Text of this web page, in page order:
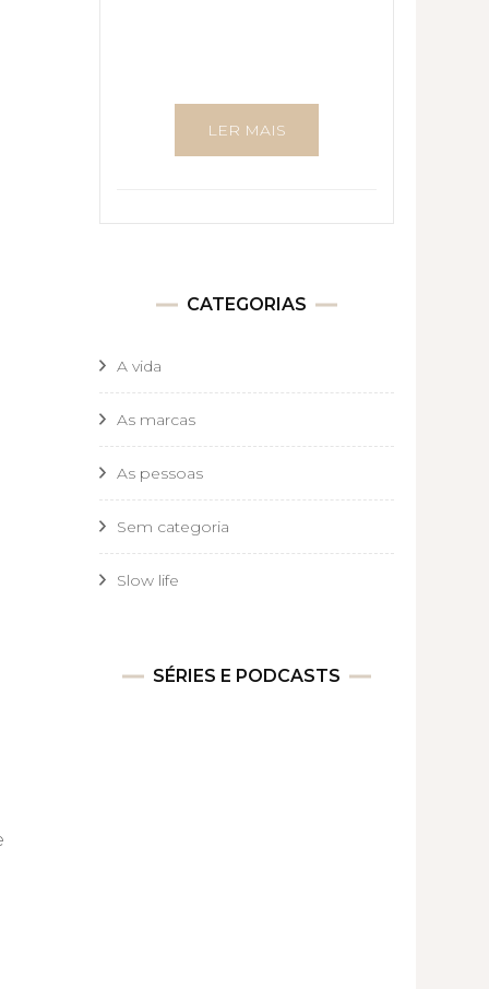
LER MAIS
CATEGORIAS
A vida
As marcas
As pessoas
Sem categoria
Slow life
SÉRIES E PODCASTS